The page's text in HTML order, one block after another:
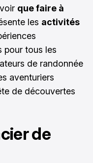
que faire à
les activités
pour tous les
de randonnée
aventuriers
de découvertes
de